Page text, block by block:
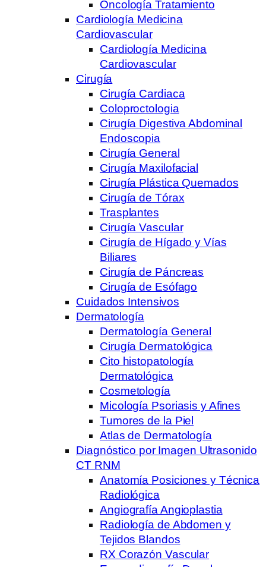
Oncología Tratamiento
Cardiología Medicina
Cardiovascular
Cardiología Medicina
Cardiovascular
Cirugía
Cirugía Cardiaca
Coloproctologia
Cirugía Digestiva Abdominal
Endoscopia
Cirugía General
Cirugía Maxilofacial
Cirugía Plástica Quemados
Cirugía de Tórax
Trasplantes
Cirugía Vascular
Cirugía de Hígado y Vías
Biliares
Cirugía de Páncreas
Cirugía de Esófago
Cuidados Intensivos
Dermatología
Dermatología General
Cirugía Dermatológica
Cito histopatología
Dermatológica
Cosmetología
Micología Psoriasis y Afines
Tumores de la Piel
Atlas de Dermatología
Diagnóstico por Imagen Ultrasonido
CT RNM
Anatomía Posiciones y Técnica
Radiológica
Angiografía Angioplastia
Radiología de Abdomen y
Tejidos Blandos
RX Corazón Vascular